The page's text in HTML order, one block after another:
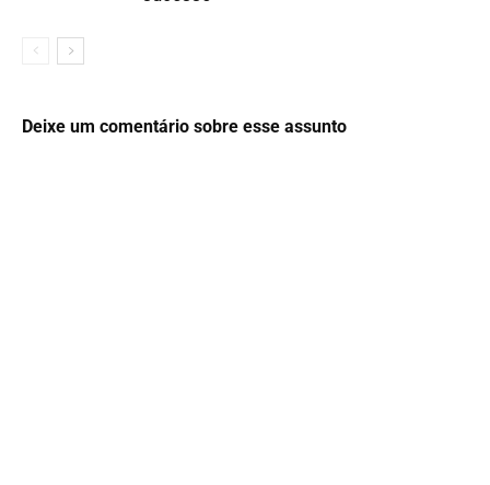
Deixe um comentário sobre esse assunto